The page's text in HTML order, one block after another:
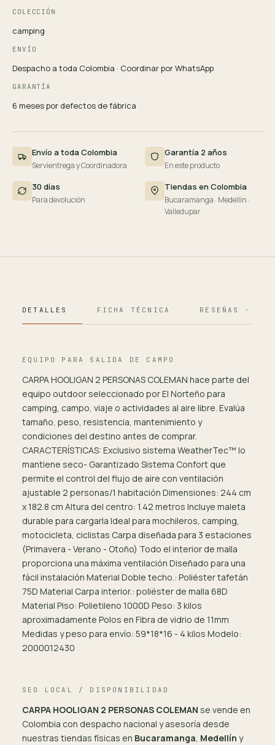
COLECCIÓN
camping
ENVÍO
Despacho a toda Colombia · Coordinar por WhatsApp
GARANTÍA
6 meses por defectos de fábrica
Envío a toda Colombia
Servientrega y Coordinadora
Garantía 2 años
En este producto
30 días
Para devolución
Tiendas en Colombia
Bucaramanga · Medellín ·
Valledupar
DETALLES FICHA TÉCNICA RESEÑAS · 124
EQUIPO PARA SALIDA DE CAMPO
CARPA HOOLIGAN 2 PERSONAS COLEMAN hace parte del
equipo outdoor seleccionado por El Norteño para
camping, campo, viaje o actividades al aire libre. Evalúa
tamaño, peso, resistencia, mantenimiento y
condiciones del destino antes de comprar.
CARACTERÍSTICAS: Exclusivo sistema WeatherTec™ lo
mantiene seco- Garantizado Sistema Confort que
permite el control del flujo de aire con ventilación
ajustable 2 personas/1 habitación Dimensiones: 244 cm
x 182.8 cm Altura del centro: 1.42 metros Incluye maleta
durable para cargarla Ideal para mochileros, camping,
motocicleta, ciclistas Carpa diseñada para 3 estaciones
(Primavera - Verano - Otoño) Todo el interior de malla
proporciona una máxima ventilación Diseñado para una
fácil instalación Material Doble techo.: Poliéster tafetán
75D Material Carpa interior.: poliéster de malla 68D
Material Piso: Polietileno 1000D Peso: 3 kilos
aproximadamente Polos en Fibra de vidrio de 11mm
Medidas y peso para envío: 59*18*16 - 4 kilos Modelo:
2000012430
SEO LOCAL / DISPONIBILIDAD
CARPA HOOLIGAN 2 PERSONAS COLEMAN se vende en
Colombia con despacho nacional y asesoría desde
nuestras tiendas físicas en Bucaramanga, Medellín y